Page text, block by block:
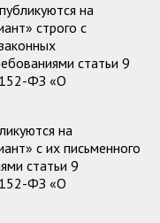
на
строго с
статьи 9
ФЗ «О
на
с их письменного
статьи 9
ФЗ «О